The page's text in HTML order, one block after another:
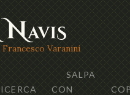
Francesco Varanini
SALPA
CON